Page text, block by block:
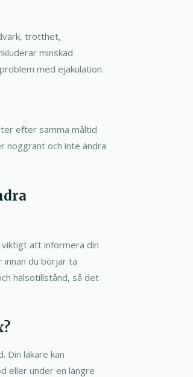
trötthet,
minskad
med ejakulation.
efter samma måltid
noggrant och inte ändra
att informera din
innan du börjar ta
hälsotillstånd, så det
Din läkare kan
eller under en längre